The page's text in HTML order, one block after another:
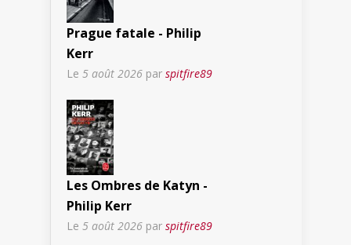
Prague fatale - Philip
Kerr
Le 5 août 2026 par spitfire89
Les Ombres de Katyn -
Philip Kerr
Le 5 août 2026 par spitfire89